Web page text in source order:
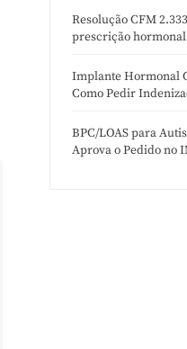
Resolução CFM
prescrição hormonal
Implante Hormonal
Como Pedir
BPC/LOAS para
Aprova o Pedido no